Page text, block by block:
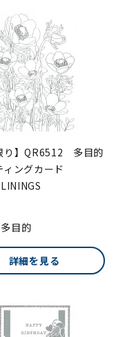
り】QR6512 多目的
ィングカード
目的
詳細を見る